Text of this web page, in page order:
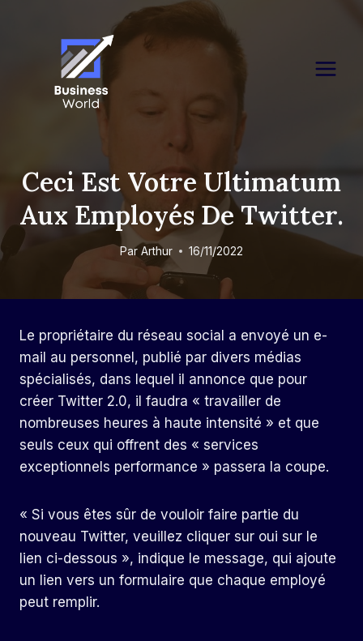
Ceci Est Votre Ultimatum
Aux Employés De Twitter.
Par Arthur 16/11/2022
Le propriétaire du réseau social a envoyé un e-
mail au personnel, publié par divers médias
spécialisés, dans lequel il annonce que pour
créer Twitter 2.0, il faudra « travailler de
nombreuses heures à haute intensité » et que
seuls ceux qui offrent des « services
exceptionnels performance » passera la coupe.
« Si vous êtes sûr de vouloir faire partie du
nouveau Twitter, veuillez cliquer sur oui sur le
lien ci-dessous », indique le message, qui ajoute
un lien vers un formulaire que chaque employé
peut remplir.